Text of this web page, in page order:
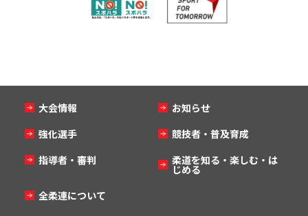
大会情報
お知らせ
強化選手
競技者・普及育成
指導者・審判
柔道を知る・楽しむ・は
じめる
全柔連について